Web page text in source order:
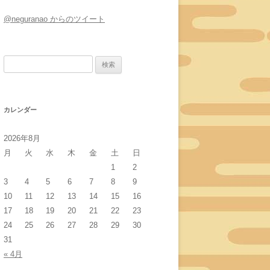
@neguranao からのツイート
カレンダー
2026年8月
月
火 水 木 金 土
日
1
2
3
4 5 6 7 8
9
10
11 12 13 14 15
16
17
18 19 20 21 22
23
24
25 26 27 28 29
30
31
« 4月